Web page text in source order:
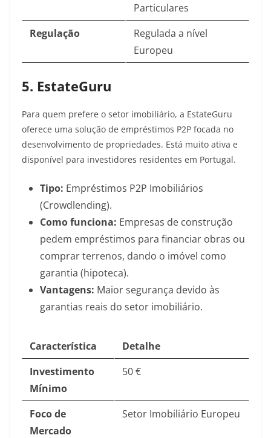
Particulares
Regulação
Regulada a nível
Europeu
5. EstateGuru
Para quem prefere o setor imobiliário, a EstateGuru
oferece uma solução de empréstimos P2P focada no
desenvolvimento de propriedades. Está muito ativa e
disponível para investidores residentes em Portugal.
Tipo: Empréstimos P2P Imobiliários
(Crowdlending).
Como funciona: Empresas de construção
pedem empréstimos para financiar obras ou
comprar terrenos, dando o imóvel como
garantia (hipoteca).
Vantagens: Maior segurança devido às
garantias reais do setor imobiliário.
Característica
Detalhe
Investimento
Mínimo
50 €
Foco de
Mercado
Setor Imobiliário Europeu